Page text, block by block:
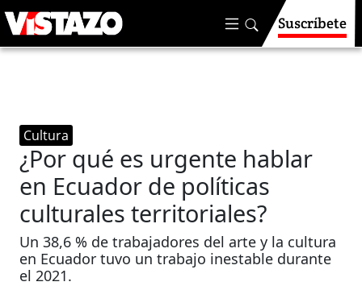
Suscríbete
Cultura
¿Por qué es urgente hablar
en Ecuador de políticas
culturales territoriales?
Un 38,6 % de trabajadores del arte y la cultura
en Ecuador tuvo un trabajo inestable durante
el 2021.